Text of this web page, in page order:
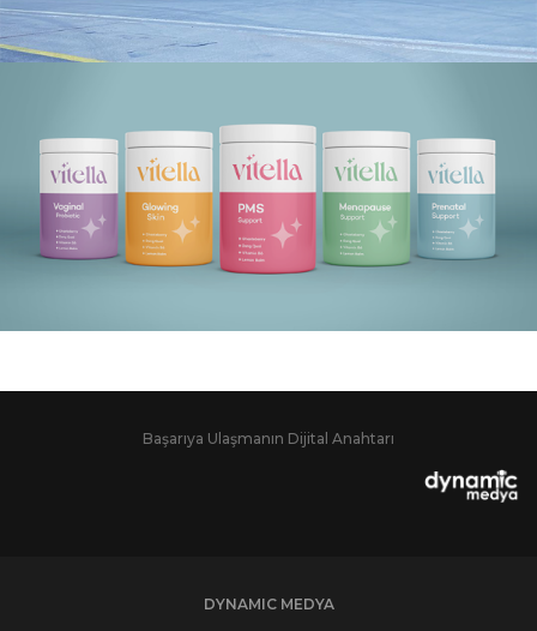
VITELLA
Başarıya Ulaşmanın Dijital Anahtarı
DYNAMIC MEDYA